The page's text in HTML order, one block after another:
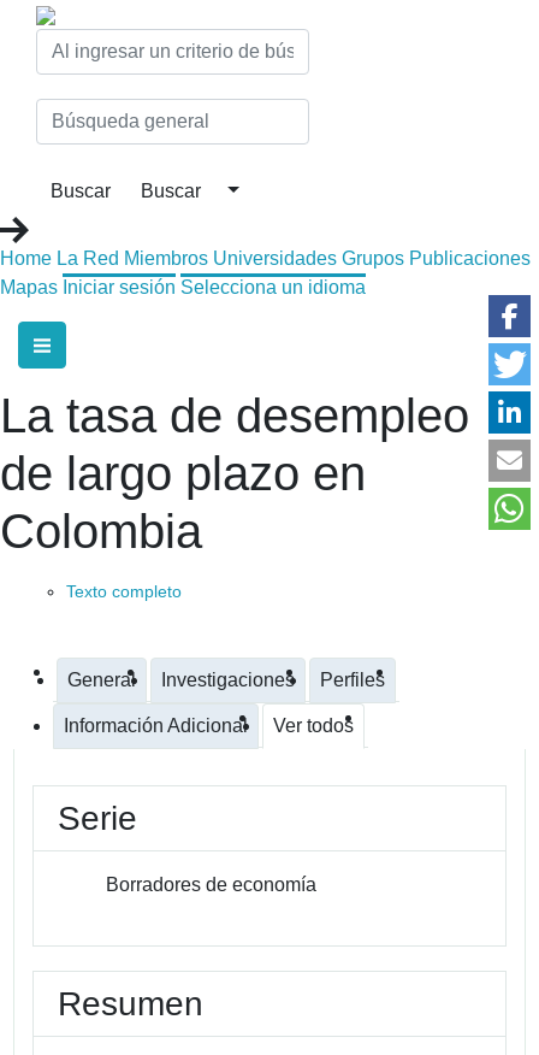
Home La Red Miembros Universidades Grupos Publicaciones
Mapas Iniciar sesión Selecciona un idioma
La tasa de desempleo
de largo plazo en
Colombia
Texto completo
General Investigaciones Perfiles
Información Adicional Ver todos
Serie
Borradores de economía
Resumen